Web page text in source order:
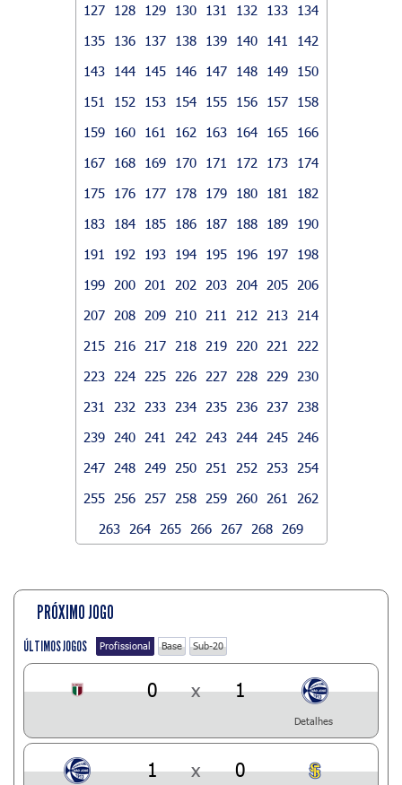
127
128 129 130 131 132 133
134
135
136 137 138 139 140 141
142
143
144 145 146 147 148 149
150
151
152 153 154 155 156 157
158
159
160 161 162 163 164 165
166
167
168 169 170 171 172 173
174
175
176 177 178 179 180 181
182
183
184 185 186 187 188 189
190
191
192 193 194 195 196 197
198
199
200 201 202 203 204 205
206
207
208 209 210 211 212 213
214
215
216 217 218 219 220 221
222
223
224 225 226 227 228 229
230
231
232 233 234 235 236 237
238
239
240 241 242 243 244 245
246
247
248 249 250 251 252 253
254
255
256 257 258 259 260 261
262
263
264 265 266 267 268 269
PRÓXIMO JOGO
ÚLTIMOS JOGOS Profissional Base Sub-20
0 x 1
Detalhes
1 x 0